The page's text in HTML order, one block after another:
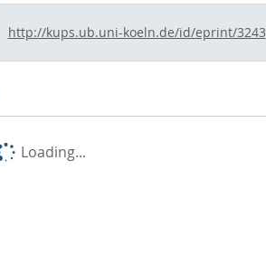
http://kups.ub.uni-koeln.de/id/eprint/3243
Loading...